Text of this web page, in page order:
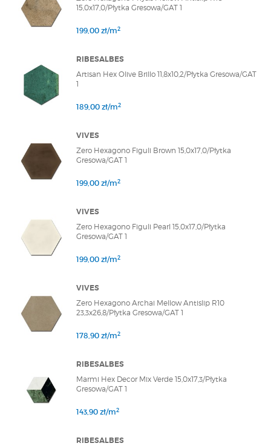
15,0x17,0/Płytka Gresowa/GAT 1
199,00 zł/m2
RIBESALBES
Artisan Hex Olive Brillo 11,8x10,2/Płytka Gresowa/GAT
1
189,00 zł/m2
VIVES
Zero Hexagono Figuli Brown 15,0x17,0/Płytka
Gresowa/GAT 1
199,00 zł/m2
VIVES
Zero Hexagono Figuli Pearl 15,0x17,0/Płytka
Gresowa/GAT 1
199,00 zł/m2
VIVES
Zero Hexagono Archai Mellow Antislip R10
23,3x26,8/Płytka Gresowa/GAT 1
178,90 zł/m2
RIBESALBES
Marmi Hex Decor Mix Verde 15,0x17,3/Płytka
Gresowa/GAT 1
143,90 zł/m2
RIBESALBES